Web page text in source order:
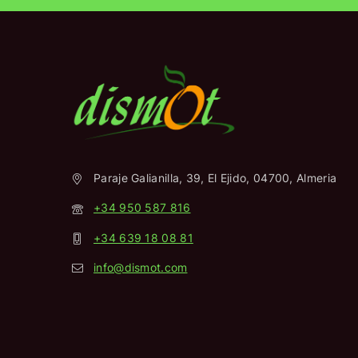
Paraje Galianilla, 39, El Ejido, 04700, Almeria
+34 950 587 816
+34 639 18 08 81
info@dismot.com